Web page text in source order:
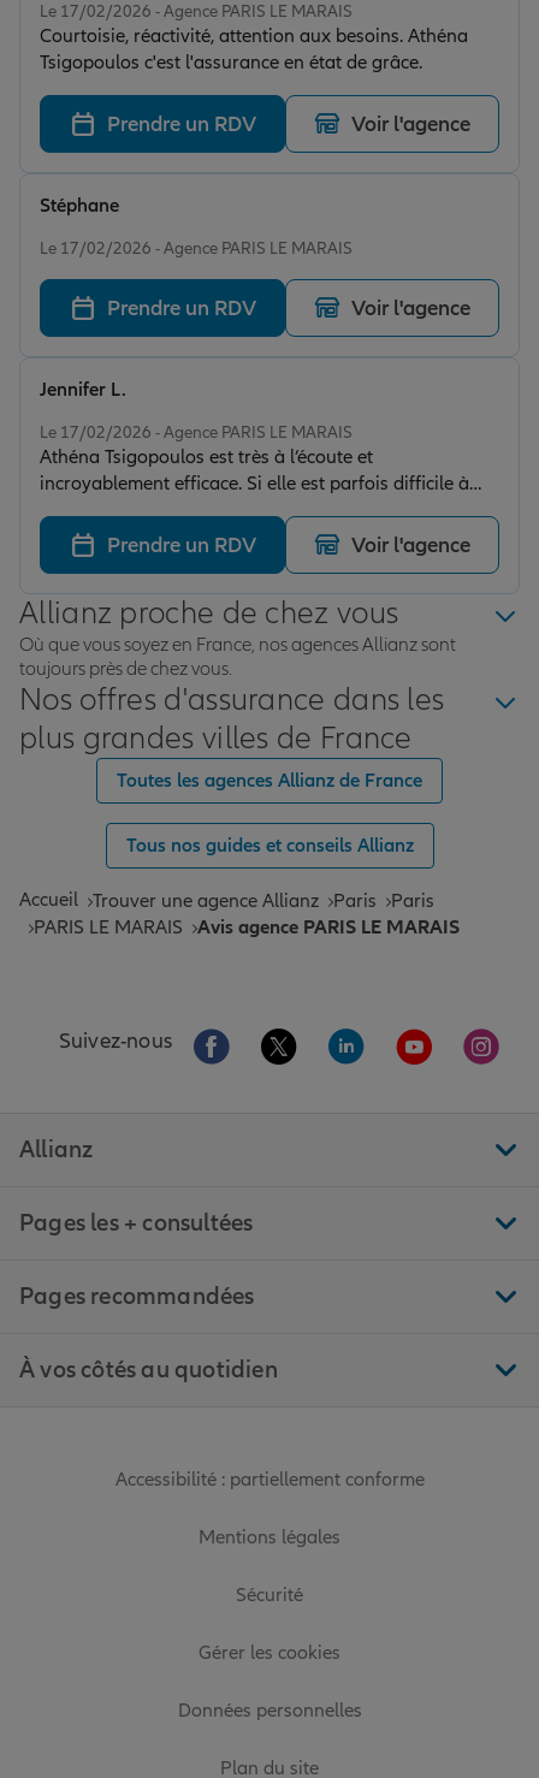
Le 17/02/2026 - Agence PARIS LE MARAIS
Courtoisie, réactivité, attention aux besoins. Athéna
Tsigopoulos c'est l'assurance en état de grâce.
Prendre un RDV Voir l'agence
Le 17/02/2026 - Agence PARIS LE MARAIS
Stéphane
Prendre un RDV Voir l'agence
Le 17/02/2026 - Agence PARIS LE MARAIS
Athéna Tsigopoulos est très à l’écoute et
incroyablement efficace. Si elle est parfois difficile à
joindre, c’est parce qu’elle est pleinement investie dans
chaque dossier qu’elle traite. Son travail est toujours
impeccable. Je recommande sans hésiter !
Jennifer L.
Prendre un RDV Voir l'agence
Allianz proche de chez vous
Où que vous soyez en France, nos agences Allianz sont
toujours près de chez vous.
Nos offres d'assurance dans les
plus grandes villes de France
Toutes les agences Allianz de France
Tous nos guides et conseils Allianz
Accueil Trouver une agence Allianz Paris
Paris
PARIS LE MARAIS
Avis agence PARIS LE MARAIS
Suivez-nous Aller sur la page Facebook de Allianz
Aller sur la page Twitter de
Aller sur la page
Aller sur la
Aller
Allianz
Pages les + consultées
Pages recommandées
À vos côtés au quotidien
Accessibilité : partiellement conforme
Mentions légales
Sécurité
Gérer les cookies
Données personnelles
Plan du site